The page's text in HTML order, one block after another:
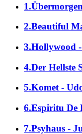
2.Beautiful
3.Hollywood
4.Der Hellste
5.Komet -
6.Espiritu De
7.Psyhaus -